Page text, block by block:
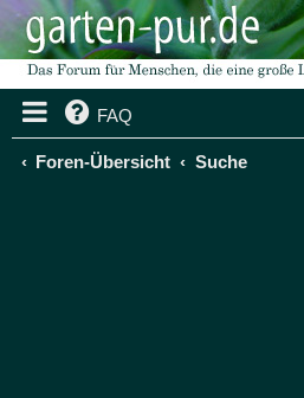
FAQ
Foren-Übersicht Suche